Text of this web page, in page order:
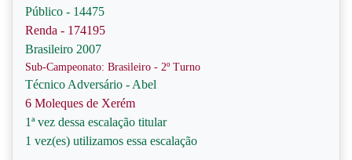
Público - 14475
Renda - 174195
Brasileiro 2007
Sub-Campeonato: Brasileiro - 2º Turno
Técnico Adversário - Abel
6 Moleques de Xerém
1ª vez dessa escalação titular
1 vez(es) utilizamos essa escalação